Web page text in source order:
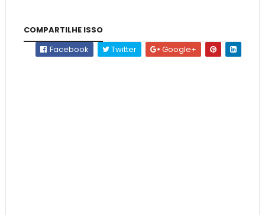
COMPARTILHE ISSO
Facebook
Twitter Google+